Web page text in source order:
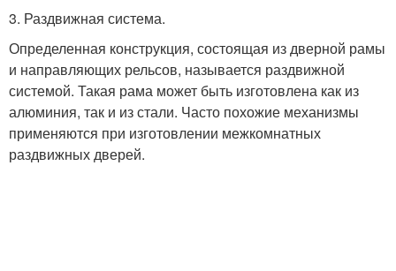
3. Раздвижная система.
Определенная конструкция, состоящая из дверной рамы
и направляющих рельсов, называется раздвижной
системой. Такая рама может быть изготовлена как из
алюминия, так и из стали. Часто похожие механизмы
применяются при изготовлении межкомнатных
раздвижных дверей.